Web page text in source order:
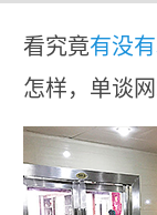
看究竟有没
怎样，单谈